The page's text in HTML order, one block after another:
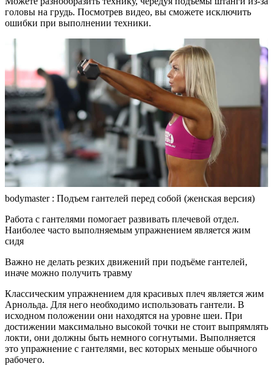
головы на грудь. Посмотрев видео, вы сможете исключить
ошибки при выполнении техники.
bodymaster : Подъем гантелей перед собой (женская версия)
Работа с гантелями помогает развивать плечевой отдел.
Наиболее часто выполняемым упражнением является жим
сидя
Важно не делать резких движений при подъёме гантелей,
иначе можно получить травму
Классическим упражнением для красивых плеч является жим
Арнольда. Для него необходимо использовать гантели. В
исходном положении они находятся на уровне шеи. При
достижении максимально высокой точки не стоит выпрямлять
локти, они должны быть немного согнутыми. Выполняется
это упражнение с гантелями, вес которых меньше обычного
рабочего.